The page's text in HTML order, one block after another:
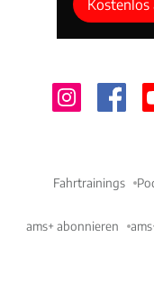
durchgehende
Kostenlos
Fahrtrainings
ams+ abonnieren